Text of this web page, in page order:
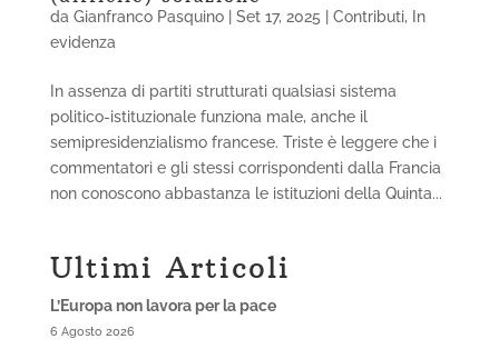
da Gianfranco Pasquino| Set 17, 2025 Contributi,
In
evidenza
In assenza di partiti strutturati qualsiasi sistema
politico-istituzionale funziona male, anche il
semipresidenzialismo francese. Triste è leggere che i
commentatori e gli stessi corrispondenti dalla Francia
non conoscono abbastanza le istituzioni della Quinta...
Ultimi Articoli
L’Europa non lavora per la pace
6 Agosto 2026